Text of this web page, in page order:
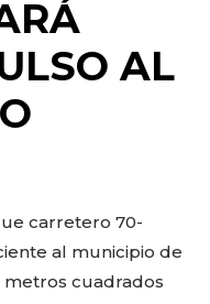
AL
carretero 70-
al municipio de
metros cuadrados